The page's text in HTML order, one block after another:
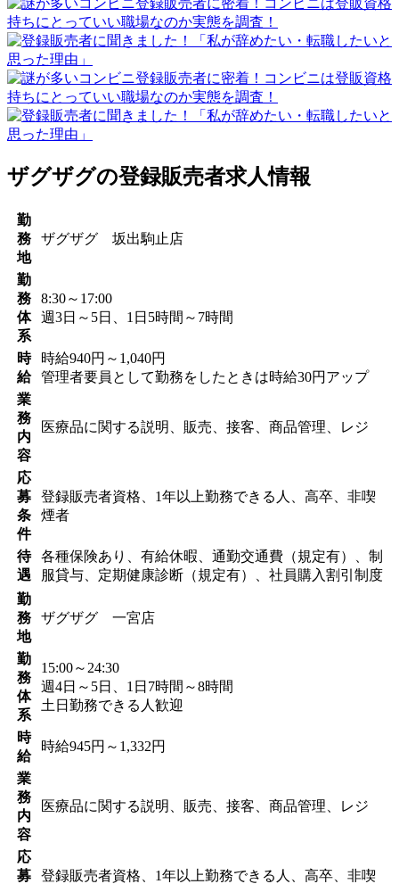
ザグザグの登録販売者求人情報
勤
務
地
ザグザグ 坂出駒止店
勤
務
体
系
8:30～17:00
週3日～5日、1日5時間～7時間
時
給
時給940円～1,040円
管理者要員として勤務をしたときは時給30円アップ
業
務
内
容
医療品に関する説明、販売、接客、商品管理、レジ
応
募
条
件
登録販売者資格、1年以上勤務できる人、高卒、非喫
煙者
待
遇
各種保険あり、有給休暇、通勤交通費（規定有）、制
服貸与、定期健康診断（規定有）、社員購入割引制度
勤
務
地
ザグザグ 一宮店
勤
務
体
系
15:00～24:30
週4日～5日、1日7時間～8時間
土日勤務できる人歓迎
時
給
時給945円～1,332円
業
務
内
容
医療品に関する説明、販売、接客、商品管理、レジ
応
募
登録販売者資格、1年以上勤務できる人、高卒、非喫